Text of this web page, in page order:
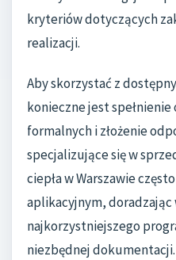
kryteriów dotyczących
realizacji.
Aby skorzystać z
konieczne jest
formalnych i złożenie
specjalizujące się w
ciepła w Warszawie
aplikacyjnym,
najkorzystniejszego
niezbędnej